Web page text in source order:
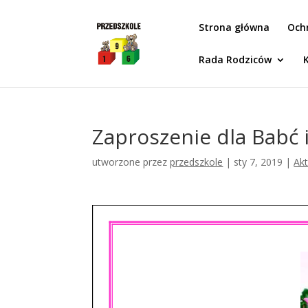
Strona główna
Rada Rodziców
Zaproszenie dla Babć
utworzone przezprzedszkole | sty 7, 2019 |